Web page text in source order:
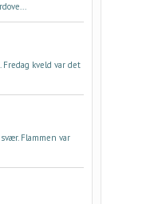
kveld var det
Flammen var